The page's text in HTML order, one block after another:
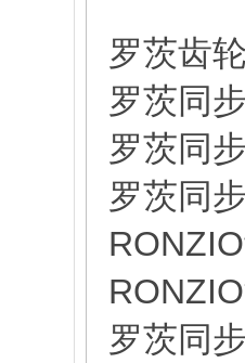
罗茨齿
罗茨同
罗茨同
罗茨同
罗茨同